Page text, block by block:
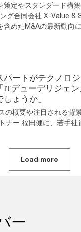
策定やスタンダード構
グ合同会社 X-Value &
含めたM&Aの最新動向
パートがテクノロ
ITデューデリジェン
ょうか」
の概要や注目される背
ナー 福田健に、若手社
Load more
ー